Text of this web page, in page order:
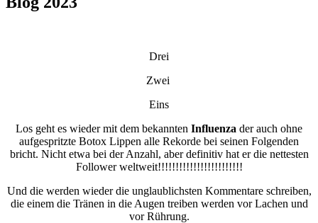
Drei
Zwei
Eins
Los geht es wieder mit dem bekannten Influenza der auch ohne
aufgespritzte Botox Lippen alle Rekorde bei seinen Folgenden
bricht. Nicht etwa bei der Anzahl, aber definitiv hat er die nettesten
Follower weltweit!!!!!!!!!!!!!!!!!!!!!!!!
Und die werden wieder die unglaublichsten Kommentare schreiben,
die einem die Tränen in die Augen treiben werden vor Lachen und
vor Rührung.